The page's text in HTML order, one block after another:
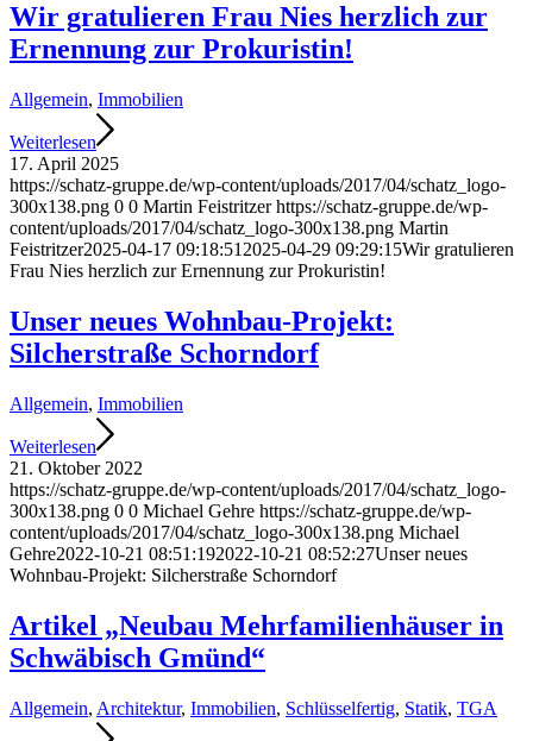
Wir gratulieren Frau Nies herzlich zur
Ernennung zur Prokuristin!
Allgemein, Immobilien
Weiterlesen
17. April 2025
https://schatz-gruppe.de/wp-content/uploads/2017/04/schatz_logo-
300x138.png 0 0 Martin Feistritzer https://schatz-gruppe.de/wp-
content/uploads/2017/04/schatz_logo-300x138.png Martin
Feistritzer2025-04-17 09:18:51 2025-04-29 09:29:15Wir gratulieren
Frau Nies herzlich zur Ernennung zur Prokuristin!
Unser neues Wohnbau-Projekt:
Silcherstraße Schorndorf
Allgemein, Immobilien
Weiterlesen
21. Oktober 2022
https://schatz-gruppe.de/wp-content/uploads/2017/04/schatz_logo-
300x138.png 0 0 Michael Gehre https://schatz-gruppe.de/wp-
content/uploads/2017/04/schatz_logo-300x138.png Michael
Gehre2022-10-21 08:51:192022-10-21 08:52:27Unser neues
Wohnbau-Projekt: Silcherstraße Schorndorf
Artikel „Neubau Mehrfamilienhäuser in
Schwäbisch Gmünd“
Allgemein, Architektur, Immobilien, Schlüsselfertig, Statik, TGA